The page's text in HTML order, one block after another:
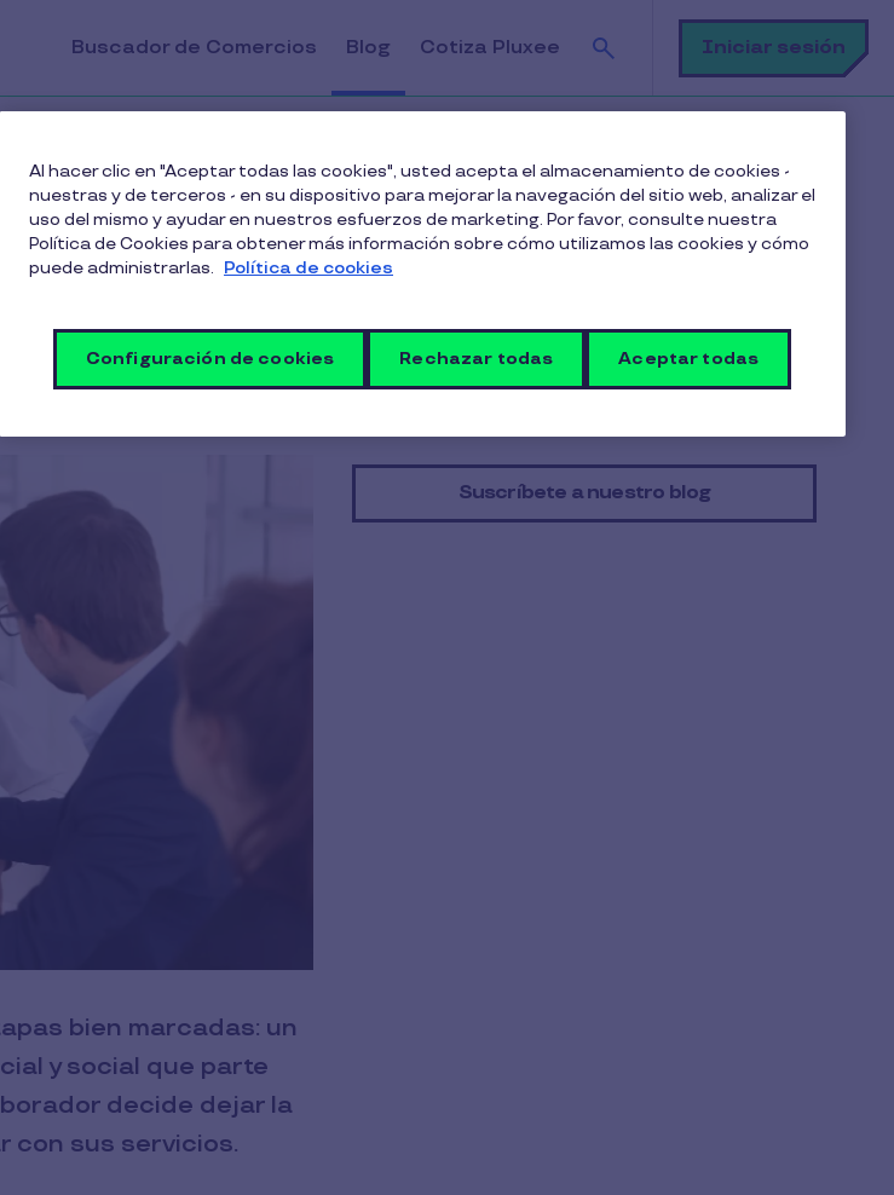
Buscador de Comercios Blog Cotiza Pluxee
Buscar
Iniciar sesión
de talento y para qué sirve?
talento y
bien marcadas: un
y social que parte
decide dejar la
con sus servicios.
Tabla de contenido
¿Para qué sirve la retención de talento?
Suscríbete a nuestro blog
Al hacer clic en "Aceptar todas las cookies", usted acepta el almacenamiento de cookies -
nuestras y de terceros - en su dispositivo para mejorar la navegación del sitio web, analizar el
uso del mismo y ayudar en nuestros esfuerzos de marketing. Por favor, consulte nuestra
Política de Cookies para obtener más información sobre cómo utilizamos las cookies y cómo
puede administrarlas. Política de cookies
Configuración de cookies Rechazar todas Aceptar todas